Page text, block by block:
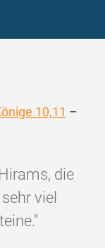
10,11 –
die
viel